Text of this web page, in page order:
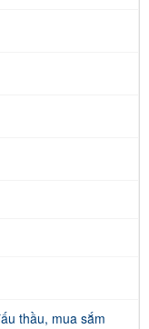
thầu, mua sắm